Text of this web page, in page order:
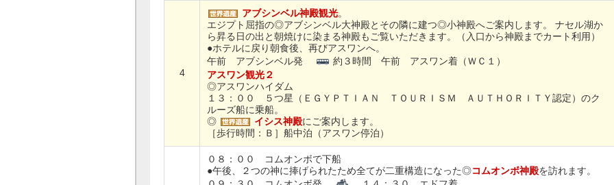
4
アブシンベル神殿観光。
エジプト屈指の◎アブシンベル大神殿とその隣に建つ◎小神殿へご案内します。 ナセル湖か
ら昇る日の出と朝焼けに染まる神殿もご覧いただきます。（入口から神殿までカート利用）
●ホテルに戻り朝食後、再びアスワンへ。
午前 アブシンベル発
約３時間 午前 アスワン着（ＷＣ１）
アスワン観光２
◎アスワンハイダム
１３：００ ５つ星（ＥＧＹＰＴＩＡＮ ＴＯＵＲＩＳＭ ＡＵＴＨＯＲＩＴＹ認定）のク
ルーズ船に乗船。
◎
イシス神殿にご案内します。
［歩行時間：Ｂ］船中泊（アスワン停泊）
０８：００ コムオンボで下船
●午後、２つの神に捧げられたため全てが二重構造になった◎コムオンボ神殿を訪れます。